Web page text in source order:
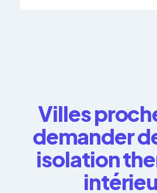
Villes
demander
isolation